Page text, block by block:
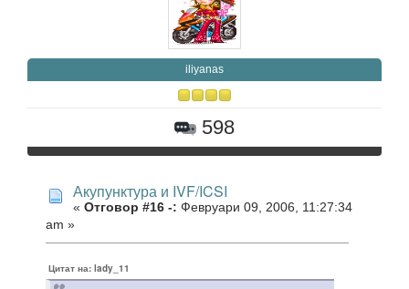
iliyanas
598
Акупунктура и IVF/ICSI
« Отговор #16 -: Февруари 09, 2006, 11:27:34
am »
Цитат на: lady_11